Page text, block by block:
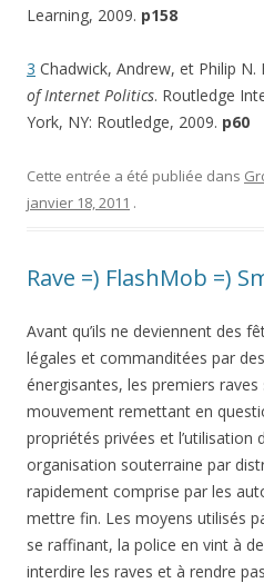
Learning, 2009. p158
3 Chadwick, Andrew, et Philip N.
of Internet Politics. Routledge
York, NY: Routledge, 2009. p60
Cette entrée a été publiée dans
janvier 18, 2011 .
Rave =) FlashMob =)
Avant qu’ils ne deviennent des
légales et commanditées par
énergisantes, les premiers raves
mouvement remettant en
propriétés privées et l’utilisation
organisation souterraine par
rapidement comprise par les
mettre fin. Les moyens utilisés
se raffinant, la police en vint à
interdire les raves et à rendre